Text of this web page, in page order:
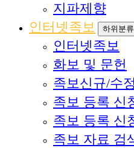
지파제향
인터넷족보
하위분류
인터넷족보
화보 및 문헌
족보신규/수
족보 등록 신
족보 등록 신
족보 자료 검